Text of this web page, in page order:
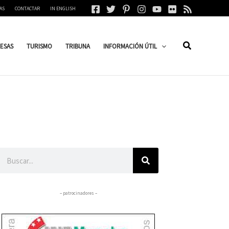
CONTACTAR IN ENGLISH
TURISMO TRIBUNA INFORMACIÓN ÚTIL
– patrocinadores –